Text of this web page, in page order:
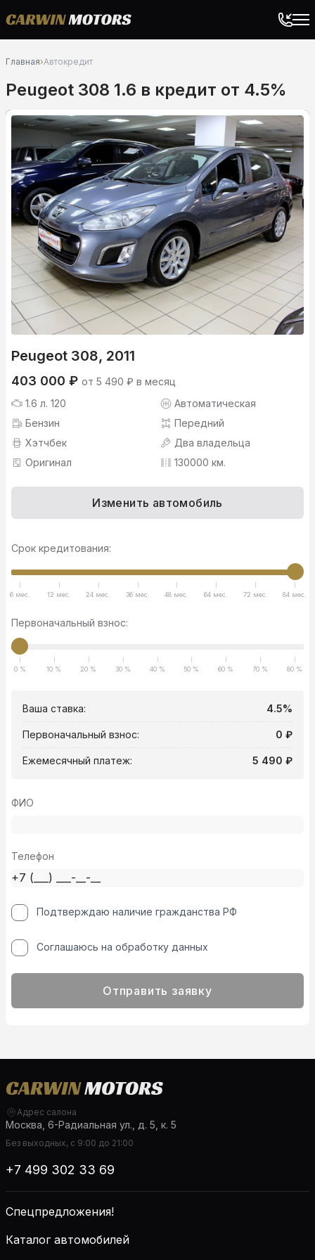
Главная›Автокредит
Peugeot 308 1.6 в кредит от 4.5%
Peugeot 308, 2011
403 000 ₽ от 5 490 ₽ в месяц
1.6 л. 120
Автоматическая
Бензин
Передний
Хэтчбек
Два владельца
Оригинал
130000 км.
Изменить автомобиль
Срок кредитования:
6 мес. 12 мес. 24 мес. 36 мес. 48 мес. 64 мес. 72 мес. 84 мес.
Первоначальный взнос:
0 % 10 % 20 % 30 % 40 % 50 % 60 % 70 % 80 %
Ваша ставка: 4.5%
Первоначальный взнос: 0 ₽
Ежемесячный платеж: 5 490 ₽
ФИО
Телефон
Подтверждаю наличие гражданства РФ
Соглашаюсь на обработку данных
Отправить заявку
Адрес салона
Москва, 6-Радиальная ул., д. 5, к. 5
Без выходных, с 9:00 до 21:00
+7 499 302 33 69
Спецпредложения!
Каталог автомобилей